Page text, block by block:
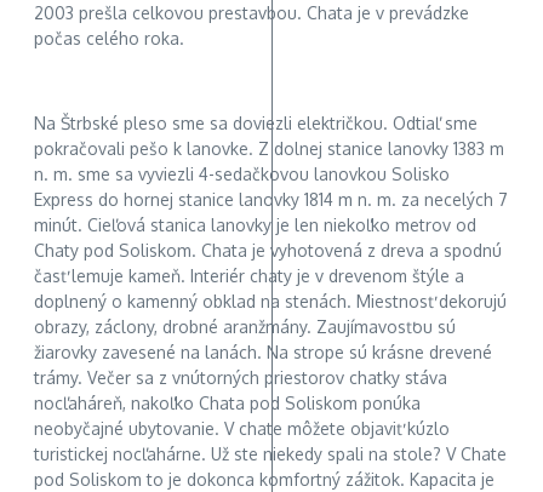
2003 prešla celkovou prestavbou. Chata je v prevádzke
počas celého roka.
Na Štrbské pleso sme sa doviezli električkou. Odtiaľ sme
pokračovali pešo k lanovke. Z dolnej stanice lanovky 1383 m
n. m. sme sa vyviezli 4-sedačkovou lanovkou Solisko
Express do hornej stanice lanovky 1814 m n. m. za necelých 7
minút. Cieľová stanica lanovky je len niekoľko metrov od
Chaty pod Soliskom. Chata je vyhotovená z dreva a spodnú
časť lemuje kameň. Interiér chaty je v drevenom štýle a
doplnený o kamenný obklad na stenách. Miestnosť dekorujú
obrazy, záclony, drobné aranžmány. Zaujímavosťou sú
žiarovky zavesené na lanách. Na strope sú krásne drevené
trámy. Večer sa z vnútorných priestorov chatky stáva
nocľaháreň, nakoľko Chata pod Soliskom ponúka
neobyčajné ubytovanie. V chate môžete objaviť kúzlo
turistickej nocľahárne. Už ste niekedy spali na stole? V Chate
pod Soliskom to je dokonca komfortný zážitok. Kapacita je